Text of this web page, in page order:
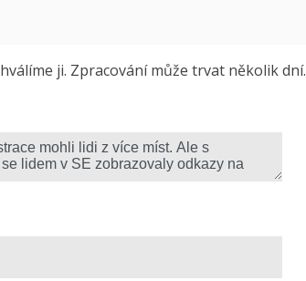
ji. Zpracování může trvat několik dní.